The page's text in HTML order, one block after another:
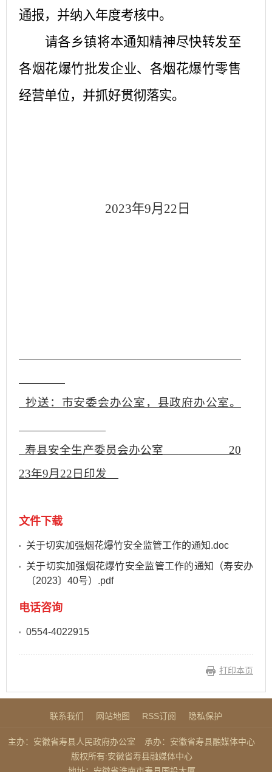
通报，并纳入年度考核中。
请各乡镇将本通知精神尽快转发至
各烟花爆竹批发企业、各烟花爆竹零售
经营单位，并抓好贯彻落实。
2023年9月22日
抄送：市安委会办公室，县政府办公室。
寿县安全生产委员会办公室
20
23年9月22日印发
文件下载
关于切实加强烟花爆竹安全监管工作的通知.doc
关于切实加强烟花爆竹安全监管工作的通知（寿安办
〔2023〕40号）.pdf
电话咨询
0554-4022915
打印本页
联系我们 网站地图 RSS订阅 隐私保护
主办：安徽省寿县人民政府办公室
承办：安徽省寿县融媒体中心
版权所有:安徽省寿县融媒体中心